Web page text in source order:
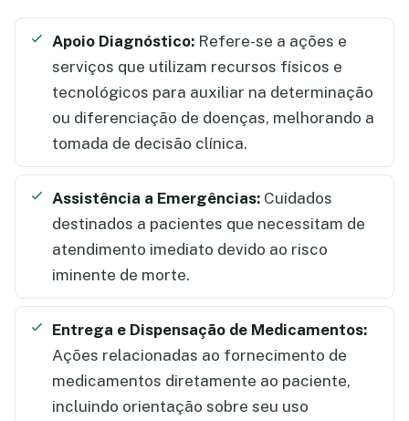
Apoio Diagnóstico: Refere-se a ações e
serviços que utilizam recursos físicos e
tecnológicos para auxiliar na determinação
ou diferenciação de doenças, melhorando a
tomada de decisão clínica.
Assistência a Emergências: Cuidados
destinados a pacientes que necessitam de
atendimento imediato devido ao risco
iminente de morte.
Entrega e Dispensação de Medicamentos:
Ações relacionadas ao fornecimento de
medicamentos diretamente ao paciente,
incluindo orientação sobre seu uso